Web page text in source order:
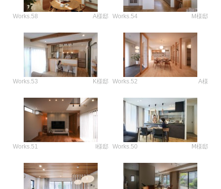
Works.58 A様邸 Works.54 M様邸
Works.53 K様邸 Works.52 A様
Works.51 I様邸 Works.50 Ⅿ様邸